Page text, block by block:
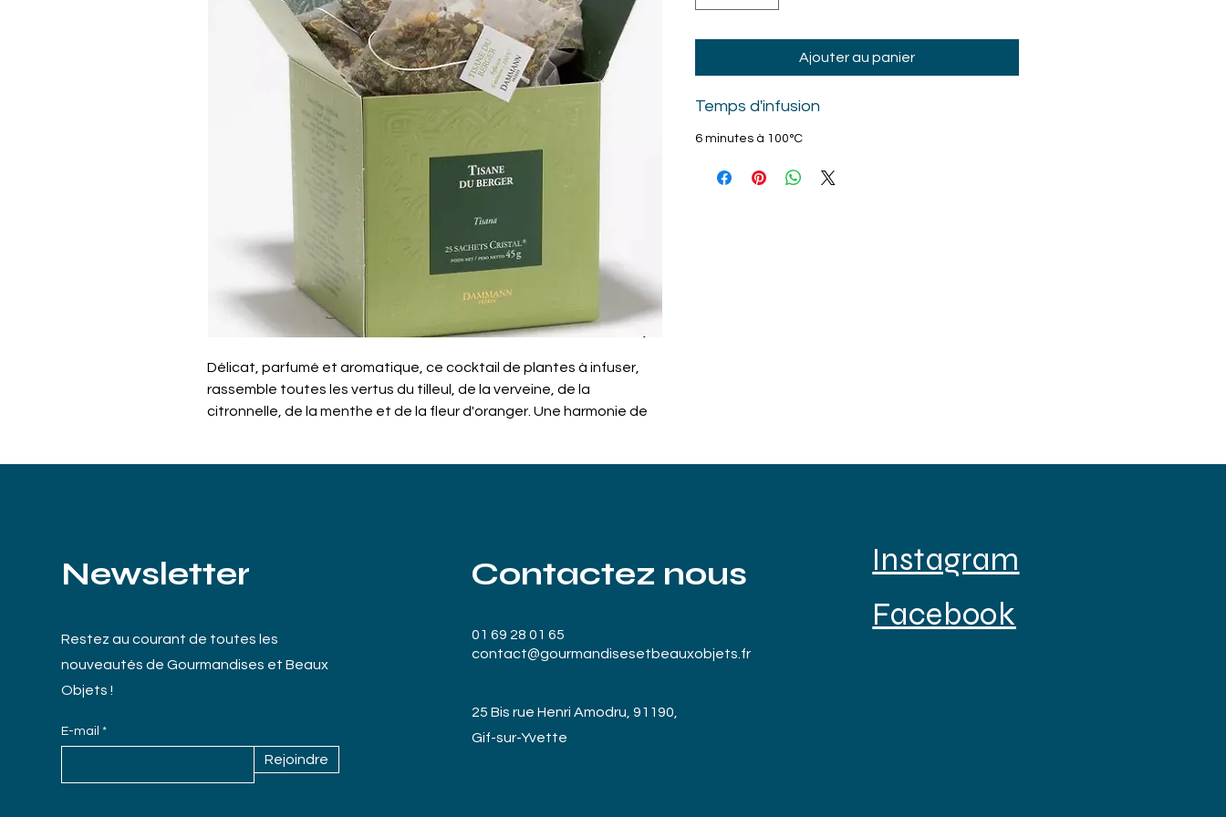
Délicat, parfumé et aromatique, ce cocktail de plantes à infuser,
rassemble toutes les vertus du tilleul, de la verveine, de la
citronnelle, de la menthe et de la fleur d'oranger. Une harmonie de
Ajouter au panier
Temps d'infusion
6 minutes à 100°C
Newsletter
Restez au courant de toutes les
nouveautés de Gourmandises et Beaux
Objets !
E-mail
Rejoindre
Contactez nous
01 69 28 01 65
contact@gourmandisesetbeauxobjets.fr
25 Bis rue Henri Amodru, 91190,
Gif-sur-Yvette
Instagram
Facebook